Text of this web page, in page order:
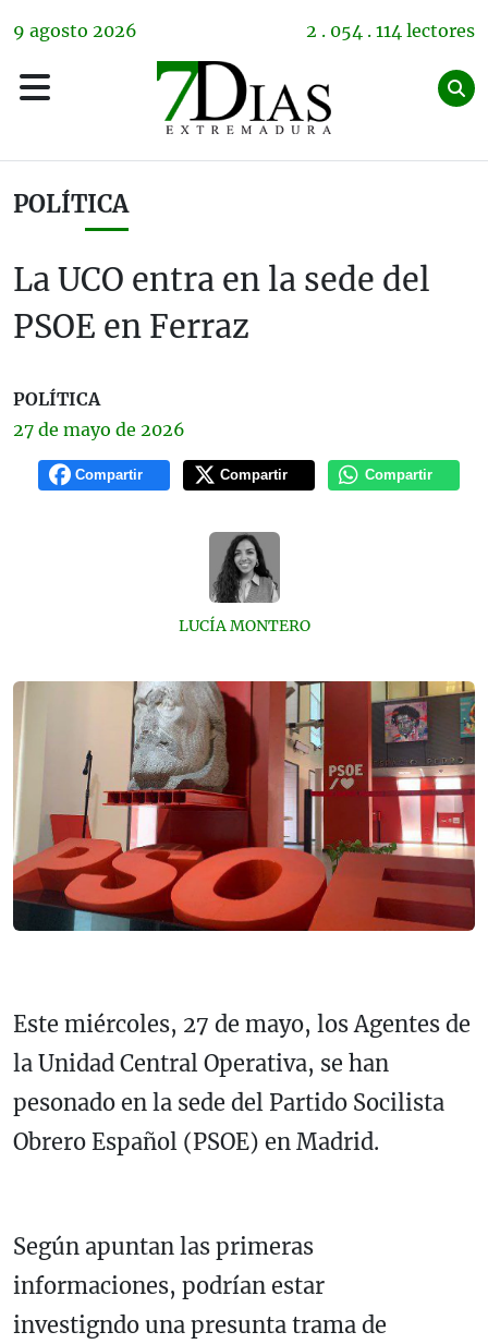
9 agosto 2026 2 . 054 . 114 lectores
POLÍTICA
La UCO entra en la sede del
PSOE en Ferraz
POLÍTICA
27 de mayo de 2026
Compartir Compartir Compartir
LUCÍA MONTERO
Este miércoles, 27 de mayo, los Agentes de
la Unidad Central Operativa, se han
pesonado en la sede del Partido Socilista
Obrero Español (PSOE) en Madrid.
Según apuntan las primeras
informaciones, podrían estar
investigndo una presunta trama de